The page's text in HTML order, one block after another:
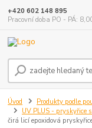
+420 602 148 895
Pracovní doba PO - PÁ:
Úvod Produkty podle
UV PLUS - pryskyřice
čirá licí epoxidová